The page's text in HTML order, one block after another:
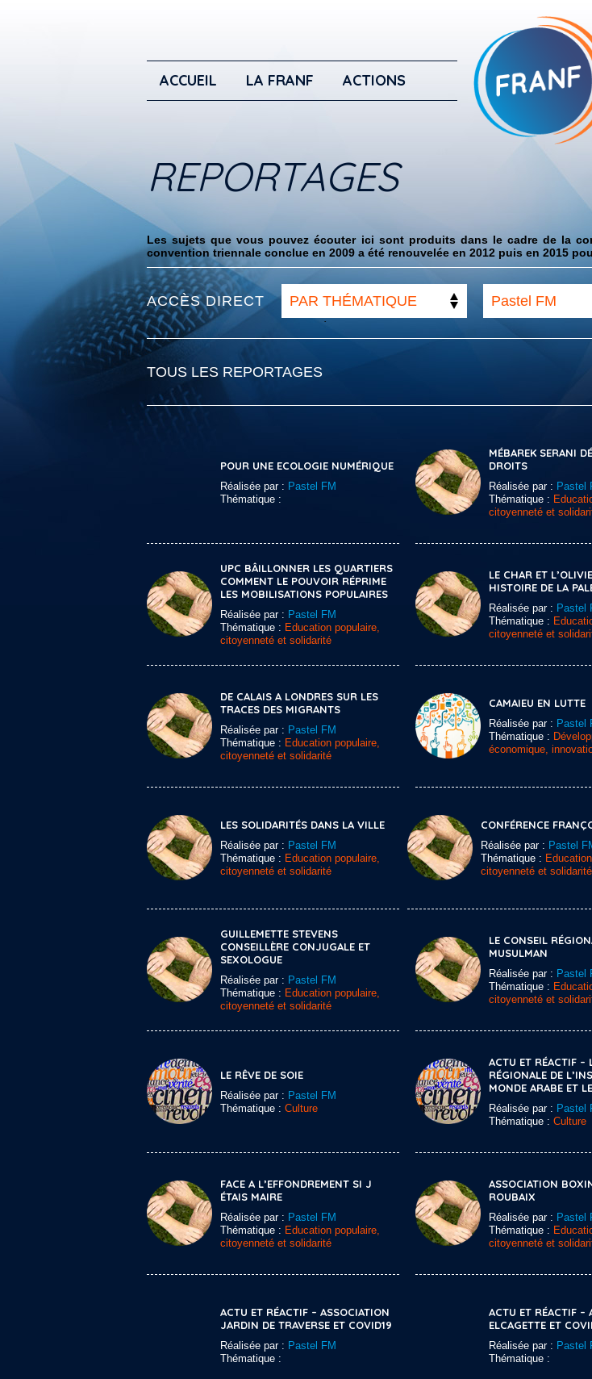
ACCUEIL LA FRANF ACTIONS
REPORTAGES
Les sujets que vous pouvez écouter ici sont produits dans le cadre de la
convention triennale conclue en 2009 a été renouvelée en 2012 puis en 2015
ACCÈS DIRECT PAR THÉMATIQUE Pastel FM
TOUS LES REPORTAGES
POUR UNE ECOLOGIE NUMÉRIQUE
Réalisée par : Pastel FM
Thématique :
MÉBAREK SERANI
DROITS
Réalisée par : Pastel
Thématique :
citoyenneté et
UPC BÂILLONNER LES QUARTIERS
COMMENT LE POUVOIR RÉPRIME
LES MOBILISATIONS POPULAIRES
Réalisée par : Pastel FM
Thématique : Education populaire,
citoyenneté et solidarité
LE CHAR ET
HISTOIRE DE LA
Réalisée par : Pastel
Thématique :
citoyenneté et
DE CALAIS A LONDRES SUR LES
TRACES DES MIGRANTS
Réalisée par : Pastel FM
Thématique : Education populaire,
citoyenneté et solidarité
CAMAIEU EN LUTTE
Réalisée par : Pastel
Thématique :
économique,
LES SOLIDARITÉS DANS LA VILLE
Réalisée par : Pastel FM
Thématique : Education populaire,
citoyenneté et solidarité
CONFÉRENCE
Réalisée par : Pastel
Thématique :
citoyenneté et solidarité
GUILLEMETTE STEVENS
CONSEILLÈRE CONJUGALE ET
SEXOLOGUE
Réalisée par : Pastel FM
Thématique : Education populaire,
citoyenneté et solidarité
LE CONSEIL
MUSULMAN
Réalisée par : Pastel
Thématique :
citoyenneté et
LE RÊVE DE SOIE
Réalisée par : Pastel FM
Thématique : Culture
ACTU ET RÉACTIF –
RÉGIONALE DE
MONDE ARABE ET
Réalisée par : Pastel
Thématique : Culture
FACE A L’EFFONDREMENT SI J
ÉTAIS MAIRE
Réalisée par : Pastel FM
Thématique : Education populaire,
citoyenneté et solidarité
ASSOCIATION
ROUBAIX
Réalisée par : Pastel
Thématique :
citoyenneté et
ACTU ET RÉACTIF – ASSOCIATION
JARDIN DE TRAVERSE ET COVID19
Réalisée par : Pastel FM
Thématique :
ACTU ET RÉACTIF –
ELCAGETTE ET
Réalisée par : Pastel
Thématique :